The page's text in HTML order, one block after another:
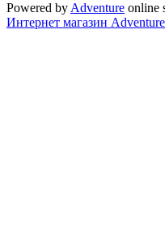
Powered by Adventure online
Интернет магазин Adventure